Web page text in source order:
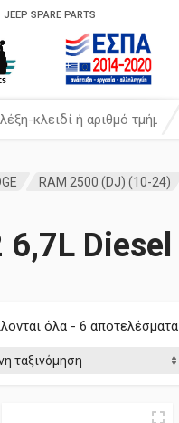
JEEP SPARE PARTS
RAM 2500 (DJ) (10-24)
Diesel
όλα - 6 αποτελέσματα